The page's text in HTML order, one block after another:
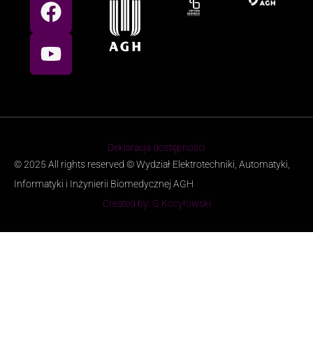
Deklaracja dostępności
© 2025 All rights reserved © Wydział Elektrotechniki, Automatyki,
Informatyki i Inżynierii Biomedycznej AGH
Created by: G.Kocyłowski